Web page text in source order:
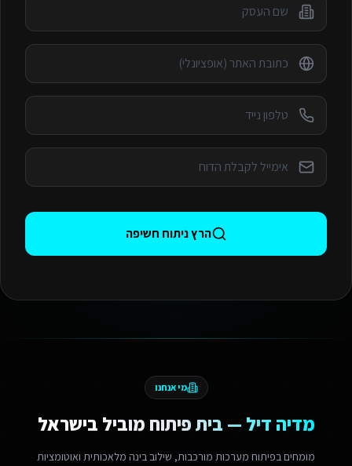
הרץ ניתוח חשיפה
מי אנחנו
מדיה דיל — בית פיתוח מוביל בישראל
מומחים בפיתוח מערכות מורכבות, שילוב בינה מלאכותית ואוטומציות